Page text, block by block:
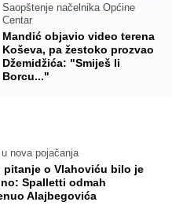
Saopštenje načelnika Općine
Centar
Mandić objavio video terena
Koševa, pa žestoko prozvao
Džemidžića: "Smiješ li
Borcu..."
nova pojačanja
pitanje o Vlahoviću bilo je
Spalletti odmah
Alajbegovića